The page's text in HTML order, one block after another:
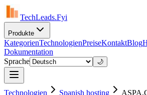
TechLeads.Fyi
Produkte
KategorienTechnologienPreiseKontaktBlog
Dokumentation
Sprache
🌙
Technologien Spanish hosting